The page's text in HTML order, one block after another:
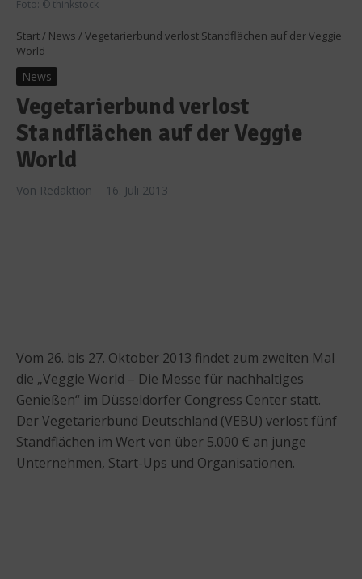
Foto: © thinkstock
Start / News / Vegetarierbund verlost Standflächen auf der Veggie
World
News
Vegetarierbund verlost
Standflächen auf der Veggie
World
Von Redaktion 16. Juli 2013
Vom 26. bis 27. Oktober 2013 findet zum zweiten Mal
die „Veggie World – Die Messe für nachhaltiges
Genießen“ im Düsseldorfer Congress Center statt.
Der Vegetarierbund Deutschland (VEBU) verlost fünf
Standflächen im Wert von über 5.000 € an junge
Unternehmen, Start-Ups und Organisationen.